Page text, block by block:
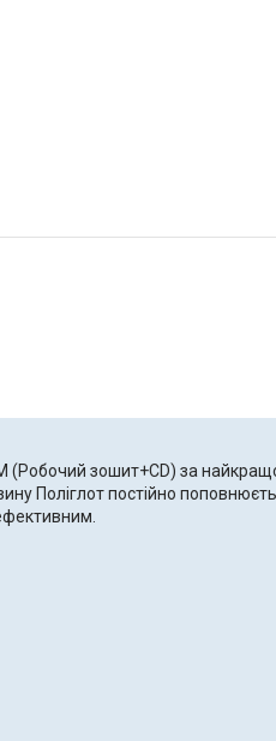
(Робочий зошит+CD) за
Поліглот постійно